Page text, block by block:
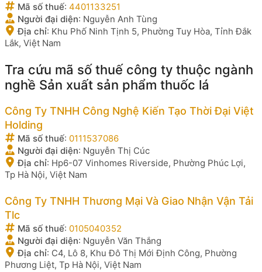
Mã số thuế: 4401133251
Người đại diện: Nguyễn Anh Tùng
Địa chỉ: Khu Phố Ninh Tịnh 5, Phường Tuy Hòa, Tỉnh Đắk
Lắk, Việt Nam
Tra cứu mã số thuế công ty thuộc ngành
nghề Sản xuất sản phẩm thuốc lá
Công Ty TNHH Công Nghệ Kiến Tạo Thời Đại Việt
Holding
Mã số thuế: 0111537086
Người đại diện: Nguyễn Thị Cúc
Địa chỉ: Hp6-07 Vinhomes Riverside, Phường Phúc Lợi,
Tp Hà Nội, Việt Nam
Công Ty TNHH Thương Mại Và Giao Nhận Vận Tải
Tlc
Mã số thuế: 0105040352
Người đại diện: Nguyễn Văn Thắng
Địa chỉ: C4, Lô 8, Khu Đô Thị Mới Định Công, Phường
Phương Liệt, Tp Hà Nội, Việt Nam